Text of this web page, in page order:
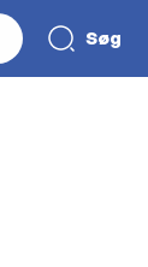
Søg